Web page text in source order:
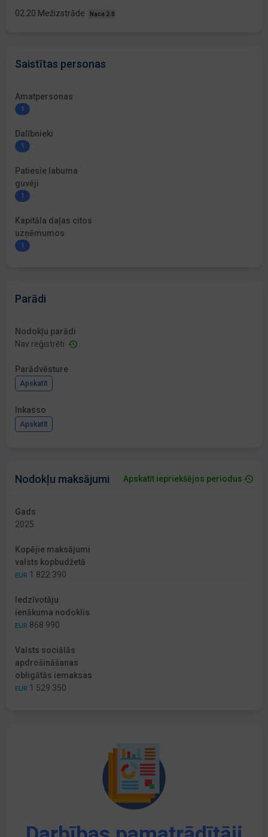
02.20 Mežizstrāde Nace 2.0
Saistītas personas
Amatpersonas
1
Dalībnieki
1
Patiesie labuma
guvēji
1
Kapitāla daļas citos
uzņēmumos
1
Parādi
Nodokļu parādi
Nav reģistrēti
Parādvēsture
Apskatīt
Inkasso
Apskatīt
Nodokļu maksājumi Apskatīt iepriekšējos periodus
Gads
2025
Kopējie maksājumi
valsts kopbudžetā
EUR 1 822 390
Iedzīvotāju
ienākuma nodoklis
EUR 868 990
Valsts sociālās
apdrošināšanas
obligātās iemaksas
EUR 1 529 350